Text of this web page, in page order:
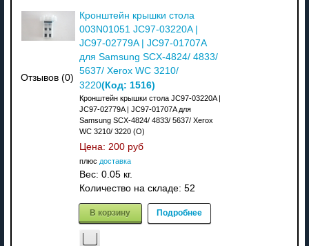
Отзывов (0)
Кронштейн крышки стола
003N01051 JC97-03220A |
JC97-02779A | JC97-01707A
для Samsung SCX-4824/ 4833/
5637/ Xerox WC 3210/
3220(Код: 1516)
Кронштейн крышки стола JC97-03220A |
JC97-02779A | JC97-01707A для
Samsung SCX-4824/ 4833/ 5637/ Xerox
WC 3210/ 3220 (О)
Цена: 200 руб
плюс доставка
Вес: 0.05 кг.
Количество на складе: 52
В корзину Подробнее